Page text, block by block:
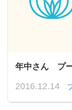
年中さん プ
2016.12.14